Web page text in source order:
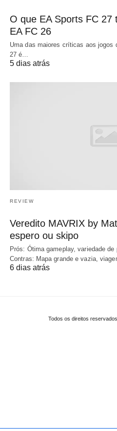
O que EA Sports FC 27
EA FC 26
Uma das maiores críticas aos jogos
27 é…
5 dias atrás
REVIEW
Veredito MAVRIX by
espero ou skipo
Prós: Ótima gameplay, variedade
Contras: Mapa grande e vazia,
6 dias atrás
Todos os direitos reservados